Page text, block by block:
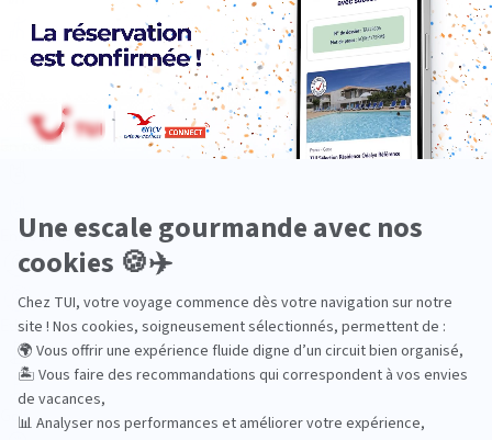
En solo
En train
Entre amis
Ethique
Golf